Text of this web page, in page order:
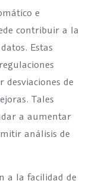
e
contribuir a la
Estas
de
Tales
a aumentar
análisis de
a la facilidad de